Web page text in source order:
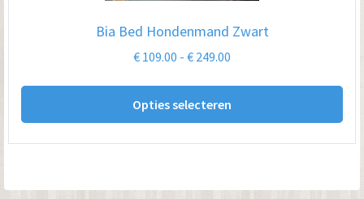
Bia Bed Hondenmand Zwart
€ 109.00 - € 249.00
€ 249.00
Opties selecteren
Dit